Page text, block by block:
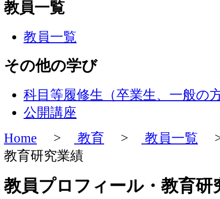
教員一覧
教員一覧
その他の学び
科目等履修生（卒業生、一般の
公開講座
Home > 教育 > 教員一覧 >
教育研究業績
教員プロフィール・教育研